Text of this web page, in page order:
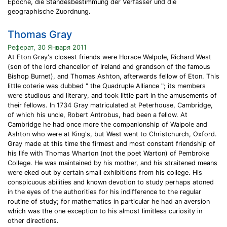
Epoche, die Standesbestimmung der Verfasser und die
geographische Zuordnung.
Thomas Gray
Реферат, 30 Января 2011
At Eton Gray's closest friends were Horace Walpole, Richard West
(son of the lord chancellor of Ireland and grandson of the famous
Bishop Burnet), and Thomas Ashton, afterwards fellow of Eton. This
little coterie was dubbed " the Quadruple Alliance "; its members
were studious and literary, and took little part in the amusements of
their fellows. In 1734 Gray matriculated at Peterhouse, Cambridge,
of which his uncle, Robert Antrobus, had been a fellow. At
Cambridge he had once more the companionship of Walpole and
Ashton who were at King's, but West went to Christchurch, Oxford.
Gray made at this time the firmest and most constant friendship of
his life with Thomas Wharton (not the poet Warton) of Pembroke
College. He was maintained by his mother, and his straitened means
were eked out by certain small exhibitions from his college. His
conspicuous abilities and known devotion to study perhaps atoned
in the eyes of the authorities for his indifference to the regular
routine of study; for mathematics in particular he had an aversion
which was the one exception to his almost limitless curiosity in
other directions.